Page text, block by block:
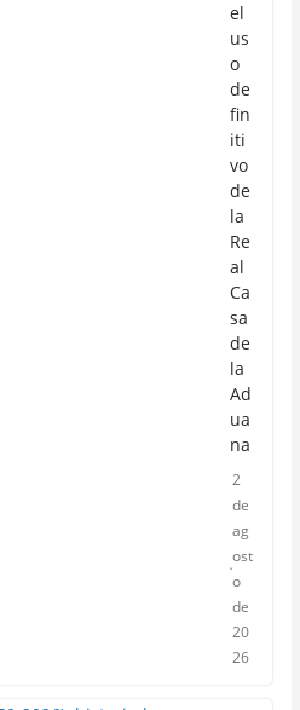
el
us
o
de
fin
iti
vo
de
la
Re
al
Ca
sa
de
la
Ad
ua
na
2
de
ag
ost
o
de
20
26